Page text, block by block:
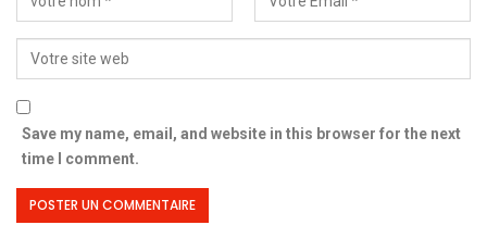
Save my name, email, and website in this browser for the next
time I comment.